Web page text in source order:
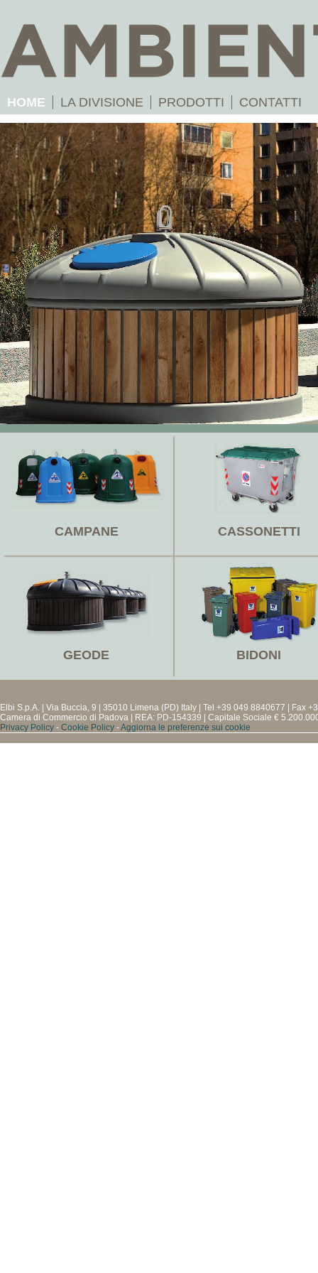
HOME LA DIVISIONE PRODOTTI CONTATTI
CAMPANE CASSONETTI
GEODE BIDONI
Elbi S.p.A. | Via Buccia, 9 | 35010 Limena (PD) Italy | Tel +39 049 8840677 | Fax
Camera di Commercio di Padova | REA: PD-154339 | Capitale Sociale €
Privacy Policy - Cookie Policy -Aggiorna le preferenze sui cookie